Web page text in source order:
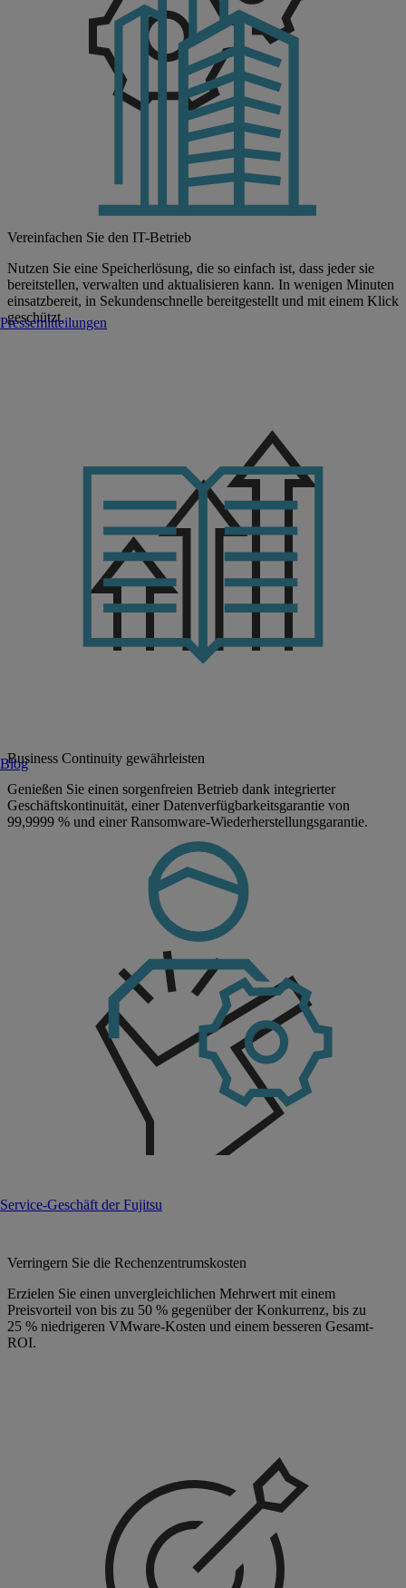
Pressemitteilungen
Blog
Service-Geschäft der Fujitsu
Vereinfachen Sie den IT-Betrieb
Nutzen Sie eine Speicherlösung, die so einfach ist, dass jeder sie
bereitstellen, verwalten und aktualisieren kann. In wenigen Minuten
einsatzbereit, in Sekundenschnelle bereitgestellt und mit einem Klick
geschützt.
Business Continuity gewährleisten
Genießen Sie einen sorgenfreien Betrieb dank integrierter
Geschäftskontinuität, einer Datenverfügbarkeitsgarantie von
99,9999 % und einer Ransomware-Wiederherstellungsgarantie.
Verringern Sie die Rechenzentrumskosten
Erzielen Sie einen unvergleichlichen Mehrwert mit einem
Preisvorteil von bis zu 50 % gegenüber der Konkurrenz, bis zu
25 % niedrigeren VMware-Kosten und einem besseren Gesamt-
ROI.